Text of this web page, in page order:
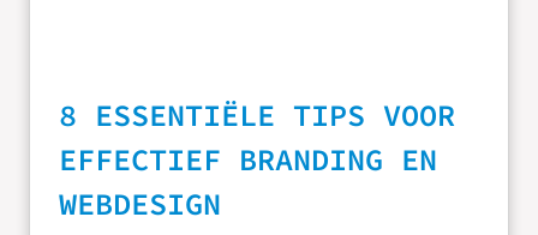
8 ESSENTIËLE TIPS VOOR
EFFECTIEF BRANDING EN
WEBDESIGN